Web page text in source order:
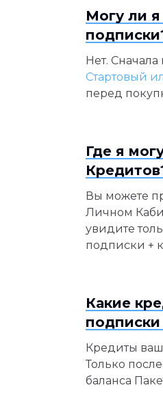
Могу ли
Нет.
Стартовый
перед
Где я
Вы можете
Личном
увидите
подписки +
Какие
Кредиты
Только
баланса